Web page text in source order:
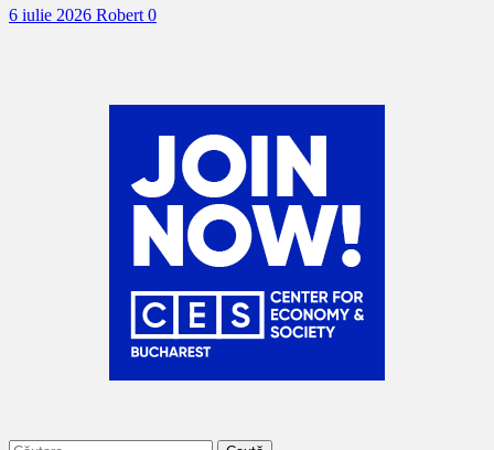
6 iulie 2026 Robert 0